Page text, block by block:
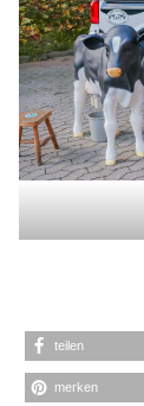
teilen
merken